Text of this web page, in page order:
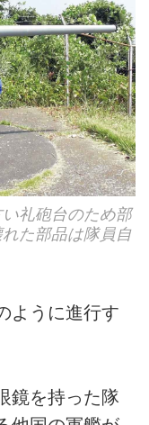
礼砲台のため部
た部品は隊員自
ように進行す
鏡を持った隊